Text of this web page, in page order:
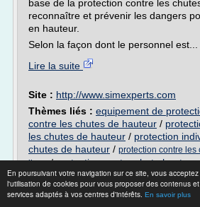
En poursuivant votre navigation sur ce site, vous acceptez
l'utilisation de cookies pour vous proposer des contenus et
services adaptés à vos centres d'intérêts. En savoir plus
base de la protection contre les
reconnaître et prévenir les dangers
en hauteur.
Selon la façon dont le personnel est...
Lire la suite
Site : http://www.simexperts.com
Thèmes liés : equipement de
contre les chutes de hauteur /
les chutes de hauteur / protection
chutes de hauteur / protection contre les
ligne/protection contre chute hauteur
Equipements de protection
contre les chutes